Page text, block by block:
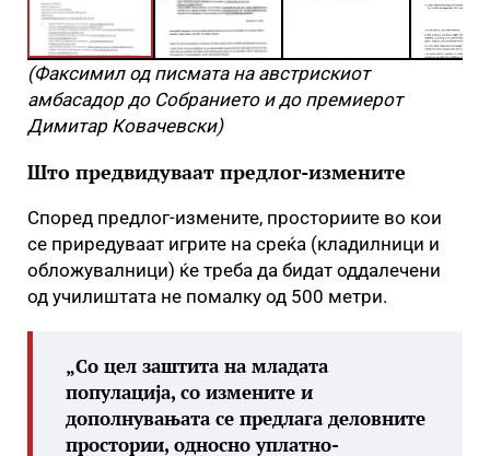
(Факсимил од писмата на австрискиот
амбасадор до Собранието и до премиерот
Димитар Ковачевски)
Што предвидуваат предлог-измените
Според предлог-измените, просториите во кои
се приредуваат игрите на среќа (кладилници и
обложувалници) ќе треба да бидат оддалечени
од училиштата не помалку од 500 метри.
„Со цел заштита на младата
популација, со измените и
дополнувањата се предлага деловните
простории, односно уплатно-